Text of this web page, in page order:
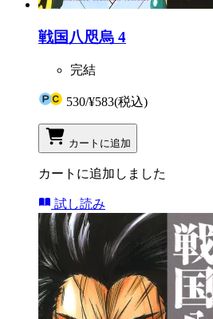
戦国八咫烏 4
完結
530/¥583(税込)
カートに追加
カートに追加しました
試し読み